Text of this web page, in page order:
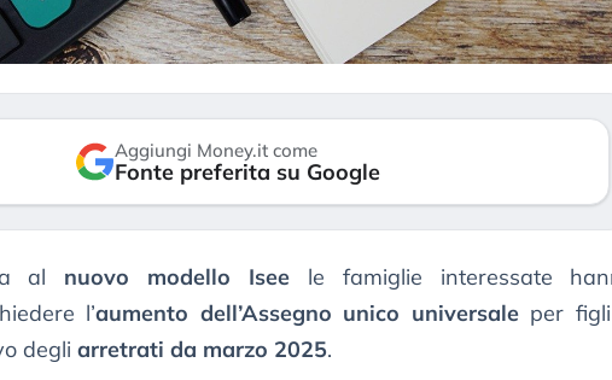
Aggiungi Money.it come
Fonte preferita su Google
al nuovo modello Iseele famiglie interessate
l’aumento dell’Assegno unico universaleper
degli arretrati da marzo 2025.
Dalle valutazioni estreme alla
correzione. Cosa sta guidando il
repricing degli asset?
verso le (…)
3 agosto 2026